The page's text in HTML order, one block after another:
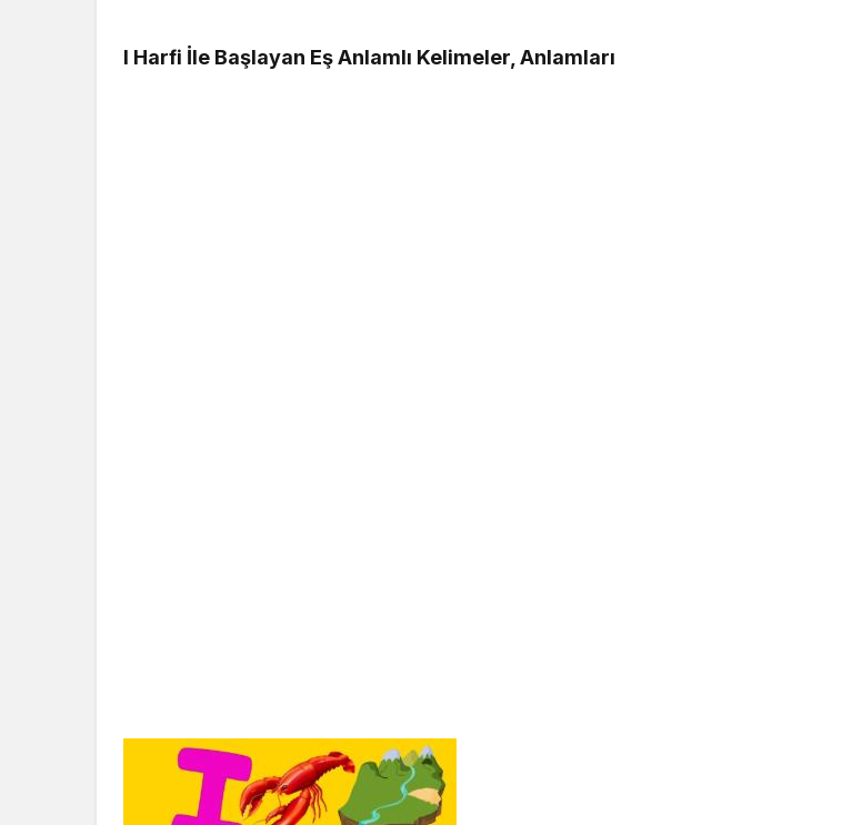
I Harfi İle Başlayan Eş Anlamlı Kelimeler, Anlamları